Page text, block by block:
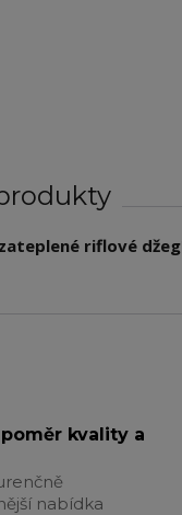
riflové
kvality a
nabídka